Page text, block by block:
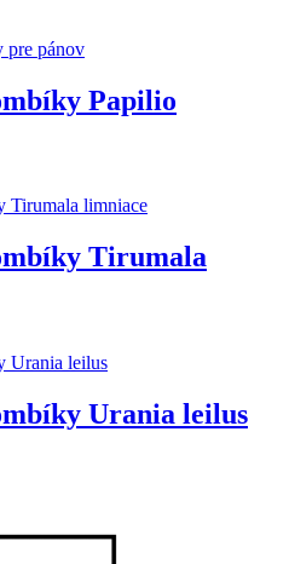
Papilio
Tirumala
Urania leilus